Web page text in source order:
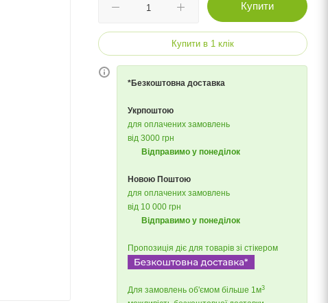
Купити
Купити в 1 клік
*Безкоштовна доставка
Укрпоштою
для оплачених замовлень
від 3000 грн
Відправимо у понеділок
Новою Поштою
для оплачених замовлень
від 10 000 грн
Відправимо у понеділок
Пропозиція діє для товарів зі стікером
Для замовлень об'ємом більше 1м3